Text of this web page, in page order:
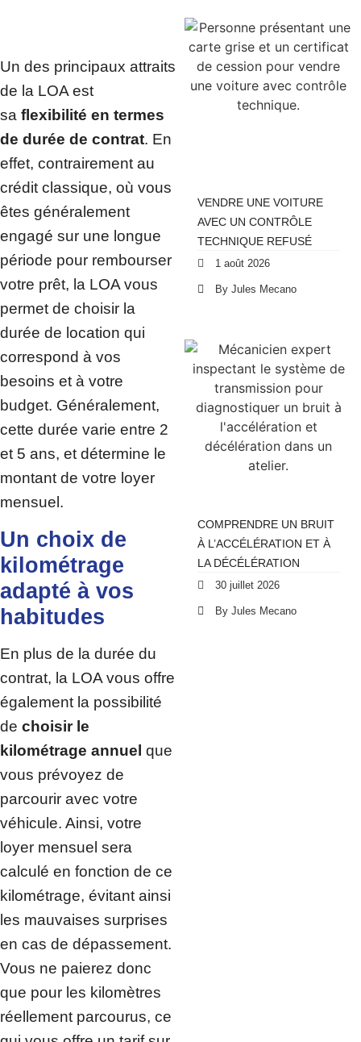
Un des principaux attraits
de la LOA est
sa flexibilité en termes
de durée de contrat. En
effet, contrairement au
crédit classique, où vous
êtes généralement
engagé sur une longue
période pour rembourser
votre prêt, la LOA vous
permet de choisir la
durée de location qui
correspond à vos
besoins et à votre
budget. Généralement,
cette durée varie entre 2
et 5 ans, et détermine le
montant de votre loyer
mensuel.
Un choix de
kilométrage
adapté à vos
habitudes
En plus de la durée du
contrat, la LOA vous offre
également la possibilité
de choisir le
kilométrage annuel que
vous prévoyez de
parcourir avec votre
véhicule. Ainsi, votre
loyer mensuel sera
calculé en fonction de ce
kilométrage, évitant ainsi
les mauvaises surprises
en cas de dépassement.
Vous ne paierez donc
que pour les kilomètres
réellement parcourus, ce
VENDRE UNE VOITURE
AVEC UN CONTRÔLE
TECHNIQUE REFUSÉ
1 août 2026
By Jules Mecano
COMPRENDRE UN BRUIT
À L’ACCÉLÉRATION ET À
LA DÉCÉLÉRATION
30 juillet 2026
By Jules Mecano